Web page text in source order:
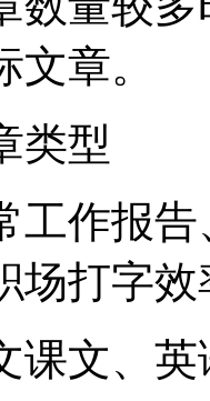
章。
类型
工作报
场打字效
课文、